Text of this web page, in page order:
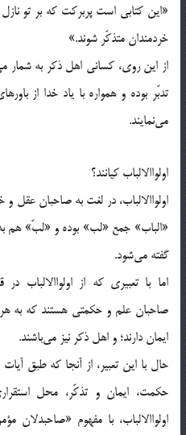
«اين كتابى است پربركت كه بر تو
خردمندان متذكّر شوند.»
از اين روى، كسانى اهل ذكر به شمار
تدبّر بوده و همواره با ياد خدا از
مى‌نمايند.
اولواالالباب كيانند؟
اولواالالباب، در لغت به صاحبان عقل
«الباب» جمع «لب» بوده و «لبّ» هم
گفته مى‌شود.
اما با تعبيرى كه از اولواالالباب در
صاحبان علم و حكمتى هستند كه به
ايمان دارند؛ و اهل ذكر نيز مى‌باشند.
حال با اين تعبير، از آنجا كه طبق
اولواالالباب، با مفهوم «صاحبدلان